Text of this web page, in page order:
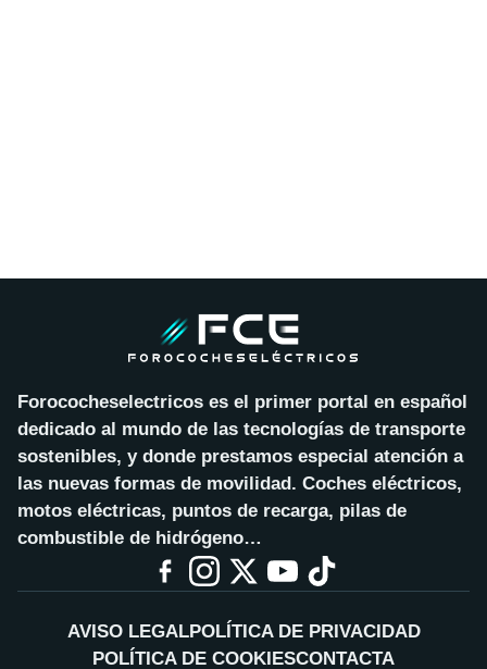
Forococheselectricos es el primer portal en español
dedicado al mundo de las tecnologías de transporte
sostenibles, y donde prestamos especial atención a
las nuevas formas de movilidad. Coches eléctricos,
motos eléctricas, puntos de recarga, pilas de
combustible de hidrógeno…
AVISO LEGALPOLÍTICA DE PRIVACIDAD
POLÍTICA DE COOKIESCONTACTA